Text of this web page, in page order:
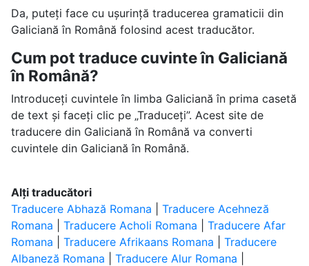
Da, puteți face cu ușurință traducerea gramaticii din
Galiciană în Română folosind acest traducător.
Cum pot traduce cuvinte în Galiciană
în Română?
Introduceți cuvintele în limba Galiciană în prima casetă
de text și faceți clic pe „Traduceți”. Acest site de
traducere din Galiciană în Română va converti
cuvintele din Galiciană în Română.
Alți traducători
Traducere Abhază Romana
Traducere Acehneză
Romana
Traducere Acholi Romana
Traducere Afar
Romana
Traducere Afrikaans Romana
Traducere
Albaneză Romana
Traducere Alur Romana